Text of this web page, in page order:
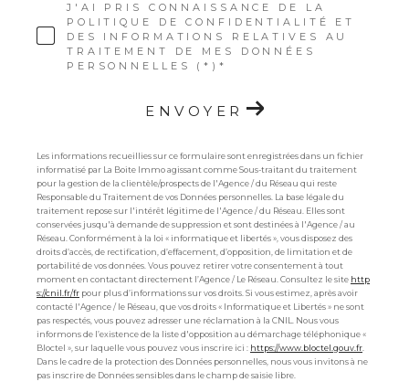
J'AI PRIS CONNAISSANCE DE LA
POLITIQUE DE CONFIDENTIALITÉ ET
DES INFORMATIONS RELATIVES AU
TRAITEMENT DE MES DONNÉES
PERSONNELLES (*)*
ENVOYER
Les informations recueillies sur ce formulaire sont enregistrées dans un fichier
informatisé par La Boite Immo agissant comme Sous-traitant du traitement
pour la gestion de la clientèle/prospects de l'Agence / du Réseau qui reste
Responsable du Traitement de vos Données personnelles. La base légale du
traitement repose sur l'intérêt légitime de l'Agence / du Réseau. Elles sont
conservées jusqu'à demande de suppression et sont destinées à l'Agence / au
Réseau. Conformément à la loi « informatique et libertés », vous disposez des
droits d’accès, de rectification, d’effacement, d’opposition, de limitation et de
portabilité de vos données. Vous pouvez retirer votre consentement à tout
moment en contactant directement l’Agence / Le Réseau. Consultez le site http
s://cnil.fr/fr pour plus d’informations sur vos droits. Si vous estimez, après avoir
contacté l'Agence / le Réseau, que vos droits « Informatique et Libertés » ne sont
pas respectés, vous pouvez adresser une réclamation à la CNIL. Nous vous
informons de l’existence de la liste d'opposition au démarchage téléphonique «
Bloctel », sur laquelle vous pouvez vous inscrire ici : https://www.bloctel.gouv.fr.
Dans le cadre de la protection des Données personnelles, nous vous invitons à ne
pas inscrire de Données sensibles dans le champ de saisie libre.